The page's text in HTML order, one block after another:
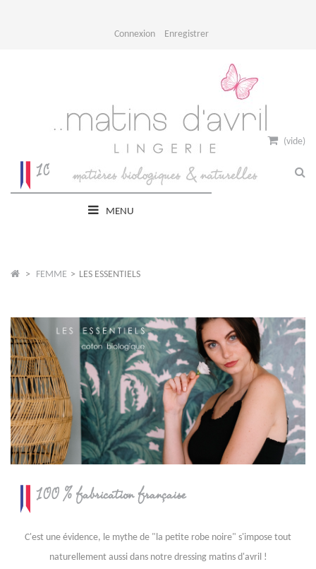
Connexion Enregistrer
MENU
(vide)
> FEMME > LES ESSENTIELS
C'est une évidence, le mythe de "la petite robe noire" s'impose tout
naturellement aussi dans notre dressing matins d'avril !